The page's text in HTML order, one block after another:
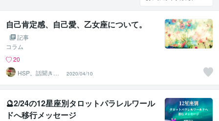
自己肯定感、自己愛、乙女座について。
記事
コラム
20
HSP。話聞き屋
さん。
2020/04/10
🔮2/24の12星座別タロットパラレルワール
ドへ移行メッセージ